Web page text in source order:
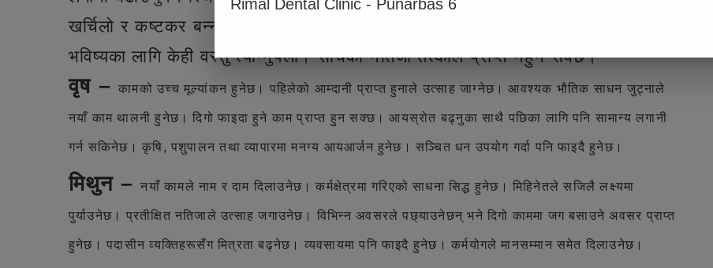
खर्चिलो र कष्टकर बन्न सक्छ। छिमेकमा असमझदारी बढ्नेछ, होसियारीसाथ काम लिनुहोला।
भविष्यका लागि केही वस्तु त्याग्नुपर्ला। सोचेको नतिजा तत्काल प्राप्त नहुन सक्छ।
वृष –कामको उच्च मूल्यांकन हुनेछ। पहिलेको आम्दानी प्राप्त हुनाले उत्साह जाग्नेछ। आवश्यक भौतिक साधन जुट्नाले
नयाँ काम थालनी हुनेछ। दिगो फाइदा हुने काम प्राप्त हुन सक्छ। आयस्रोत बढ्नुका साथै पछिका लागि पनि सामान्य लगानी
गर्न सकिनेछ। कृषि, पशुपालन तथा व्यापारमा मनग्य आयआर्जन हुनेछ। सञ्चित धन उपयोग गर्दा पनि फाइदै हुनेछ।
मिथुन –नयाँ कामले नाम र दाम दिलाउनेछ। कर्मक्षेत्रमा गरिएको साधना सिद्ध हुनेछ। मिहिनेतले सजिलै लक्ष्यमा
पुर्याउनेछ। प्रतीक्षित नतिजाले उत्साह जगाउनेछ। विभिन्न अवसरले पछ्याउनेछन् भने दिगो काममा जग बसाउने अवसर प्राप्त
हुनेछ। पदासीन व्यक्तिहरूसँग मित्रता बढ्नेछ। व्यवसायमा पनि फाइदै हुनेछ। कर्मयोगले मानसम्मान समेत दिलाउनेछ।
Rimal Dental Clinic - Punarbas 6